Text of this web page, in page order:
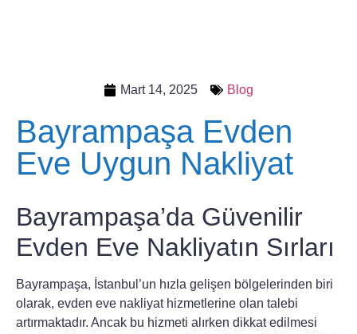
Mart 14, 2025 Blog
Bayrampaşa Evden
Eve Uygun Nakliyat
Bayrampaşa’da Güvenilir
Evden Eve Nakliyatın Sırları
Bayrampaşa, İstanbul’un hızla gelişen bölgelerinden biri
olarak, evden eve nakliyat hizmetlerine olan talebi
artırmaktadır. Ancak bu hizmeti alırken dikkat edilmesi